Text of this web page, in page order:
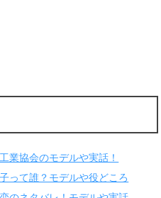
業協会のモデルや実話！
って誰？モデルや役どころ